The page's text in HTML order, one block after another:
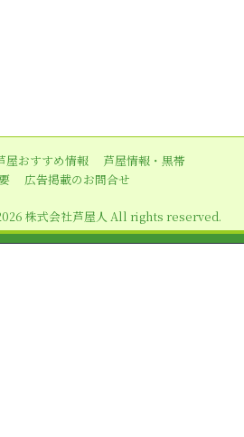
屋おすすめ情報
芦屋情報・黒帯
広告掲載のお問合せ
株式会社芦屋人 All rights reserved.